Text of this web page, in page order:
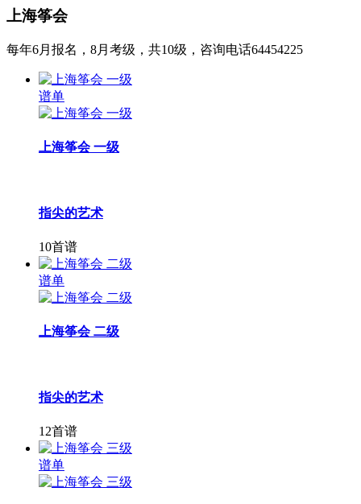
上海筝会
每年6月报名，8月考级，共10级，咨询电话64454225
谱单
上海筝会 一级
指尖的艺术
10首谱
谱单
上海筝会 二级
指尖的艺术
12首谱
谱单